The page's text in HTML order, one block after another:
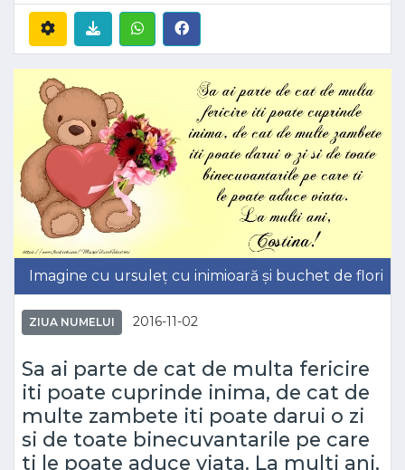
Imagine cu ursuleț cu inimioară și buchet de flori
ZIUA NUMELUI 2016-11-02
Sa ai parte de cat de multa fericire
iti poate cuprinde inima, de cat de
multe zambete iti poate darui o zi
si de toate binecuvantarile pe care
ti le poate aduce viata. La multi ani,